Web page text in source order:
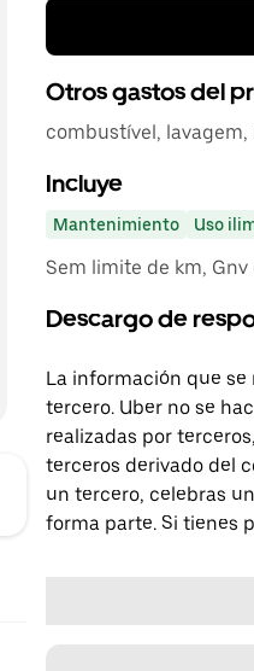
Otros gastos del
combustível, lavagem,
Incluye
Mantenimiento Uso
Sem limite de km,
Descargo de
La información que
tercero. Uber no se
realizadas por
terceros derivado del
un tercero, celebras
forma parte. Si tienes